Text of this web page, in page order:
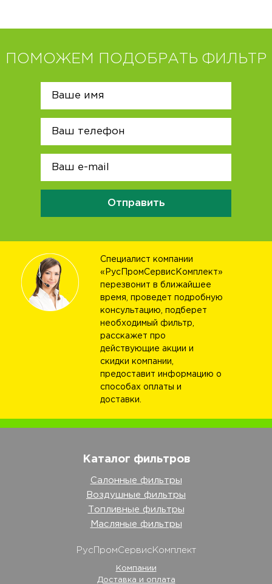
ПОМОЖЕМ ПОДОБРАТЬ ФИЛЬТР
Отправить
Специалист компании
«РусПромСервисКомплект»
перезвонит в ближайшее
время, проведет подробную
консультацию, подберет
необходимый фильтр,
расскажет про
действующие акции и
скидки компании,
предоставит информацию о
способах оплаты и
доставки.
Каталог фильтров
Салонные фильтры
Воздушные фильтры
Топливные фильтры
Масляные фильтры
РусПромСервисКомплект
Компании
Доставка и оплата